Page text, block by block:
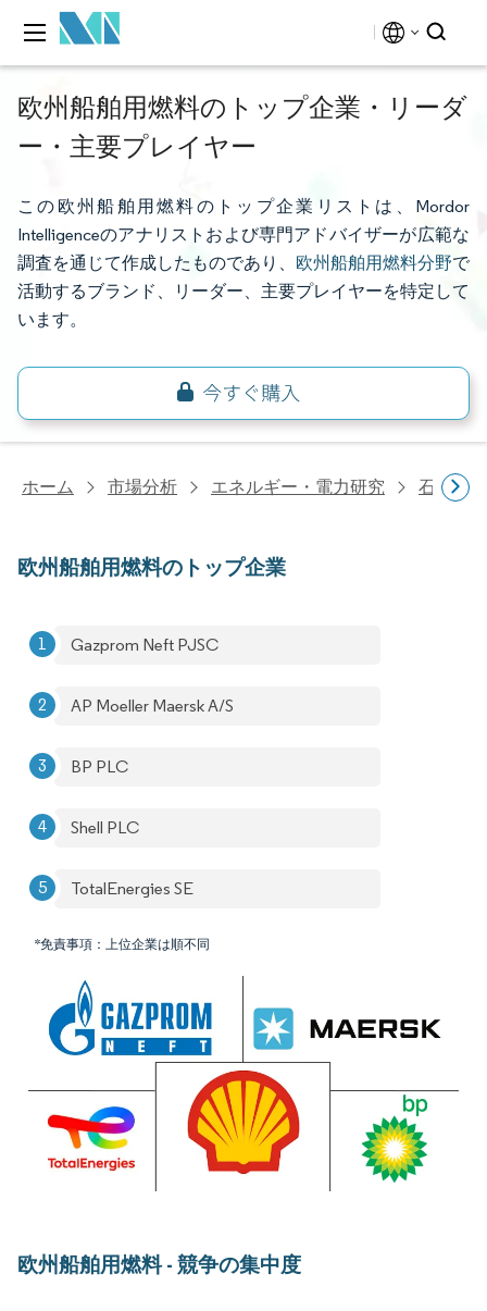
欧州船舶用燃料のトップ企業・リーダ
ー・主要プレイヤー
この欧州船舶用燃料のトップ企業リストは、Mordor
Intelligenceのアナリストおよび専門アドバイザーが広範な
調査を通じて作成したものであり、 欧州船舶用燃料分野で
活動するブランド、リーダー、主要プレイヤーを特定して
います。
ホーム 市場分析 エネルギー・電力研究 石油・
欧州船舶用燃料のトップ企業
Gazprom Neft PJSC
AP Moeller Maersk A/S
BP PLC
Shell PLC
TotalEnergies SE
*免責事項：上位企業は順不同
欧州船舶用燃料 - 競争の集中度